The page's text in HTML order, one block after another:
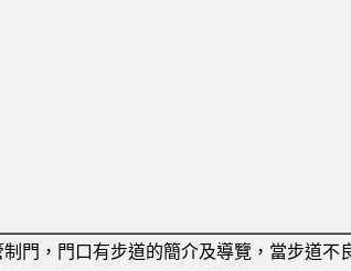
門，門口有步道的簡介及導覽，當步道不